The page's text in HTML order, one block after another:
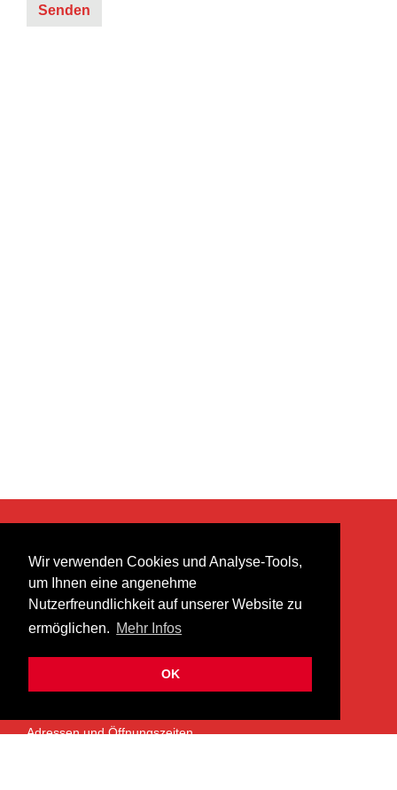
Wir verwenden Cookies und Analyse-Tools,
um Ihnen eine angenehme
Nutzerfreundlichkeit auf unserer Website zu
ermöglichen. Mehr Infos
OK
heer musik ag
Lättenstrasse 35
8952 Schlieren
info@heermusic.com
ÜBER UNS
Adressen und Öffnungszeiten